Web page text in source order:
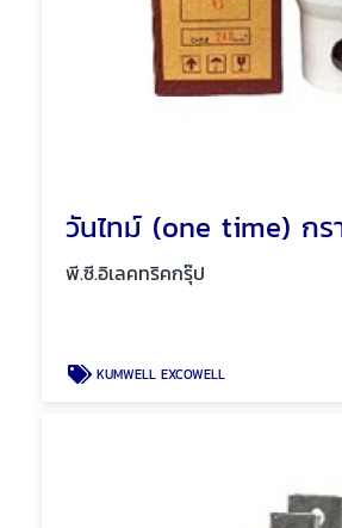
พี.ซี.อิเลคทริคกรุ๊ป
KUMWELL EXCOWELL